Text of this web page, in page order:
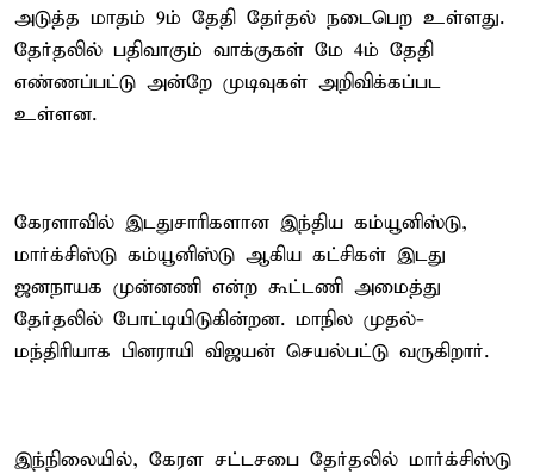
அடுத்த மாதம் 9ம் தேதி தேர்தல் நடைபெற உள்ளது.
தேர்தலில் பதிவாகும் வாக்குகள் மே 4ம் தேதி
எண்ணப்பட்டு அன்றே முடிவுகள் அறிவிக்கப்பட
உள்ளன.
கேரளாவில் இடதுசாரிகளான இந்திய கம்யூனிஸ்டு,
மார்க்சிஸ்டு கம்யூனிஸ்டு ஆகிய கட்சிகள் இடது
ஜனநாயக முன்னணி என்ற கூட்டணி அமைத்து
தேர்தலில் போட்டியிடுகின்றன. மாநில முதல்-
மந்திரியாக பினராயி விஜயன் செயல்பட்டு வருகிறார்.
இந்நிலையில், கேரள சட்டசபை தேர்தலில் மார்க்சிஸ்டு